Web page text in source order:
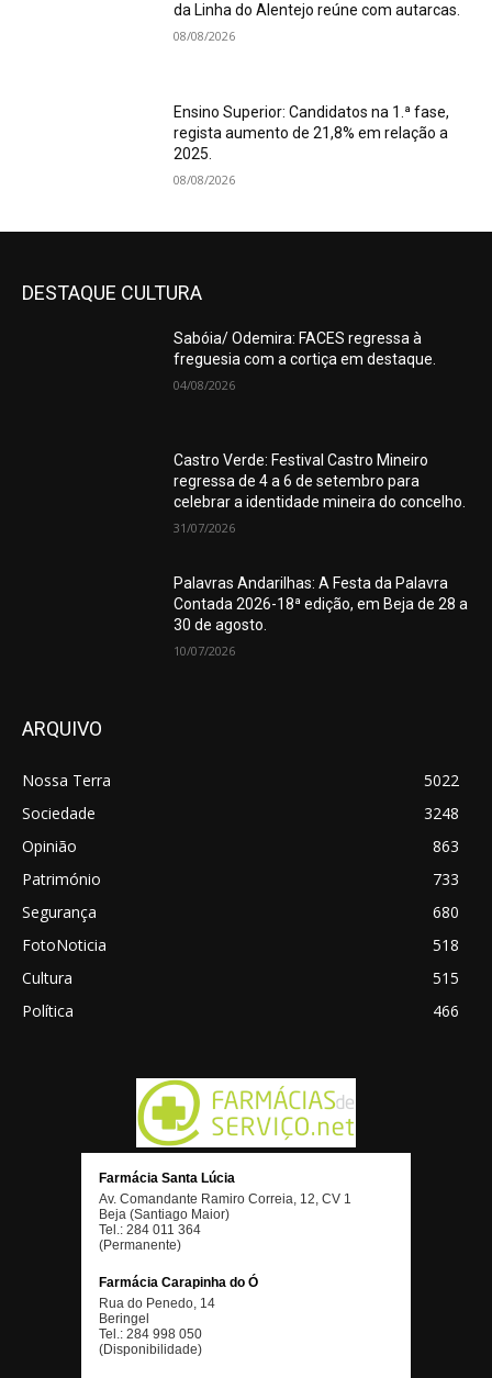
da Linha do Alentejo reúne com autarcas.
08/08/2026
Ensino Superior: Candidatos na 1.ª fase,
regista aumento de 21,8% em relação a
2025.
08/08/2026
DESTAQUE CULTURA
Sabóia/ Odemira: FACES regressa à
freguesia com a cortiça em destaque.
04/08/2026
Castro Verde: Festival Castro Mineiro
regressa de 4 a 6 de setembro para
celebrar a identidade mineira do concelho.
31/07/2026
Palavras Andarilhas: A Festa da Palavra
Contada 2026-18ª edição, em Beja de 28 a
30 de agosto.
10/07/2026
ARQUIVO
Nossa Terra
5022
Sociedade
3248
Opinião
863
Património
733
Segurança
680
FotoNoticia
518
Cultura
515
Política
466